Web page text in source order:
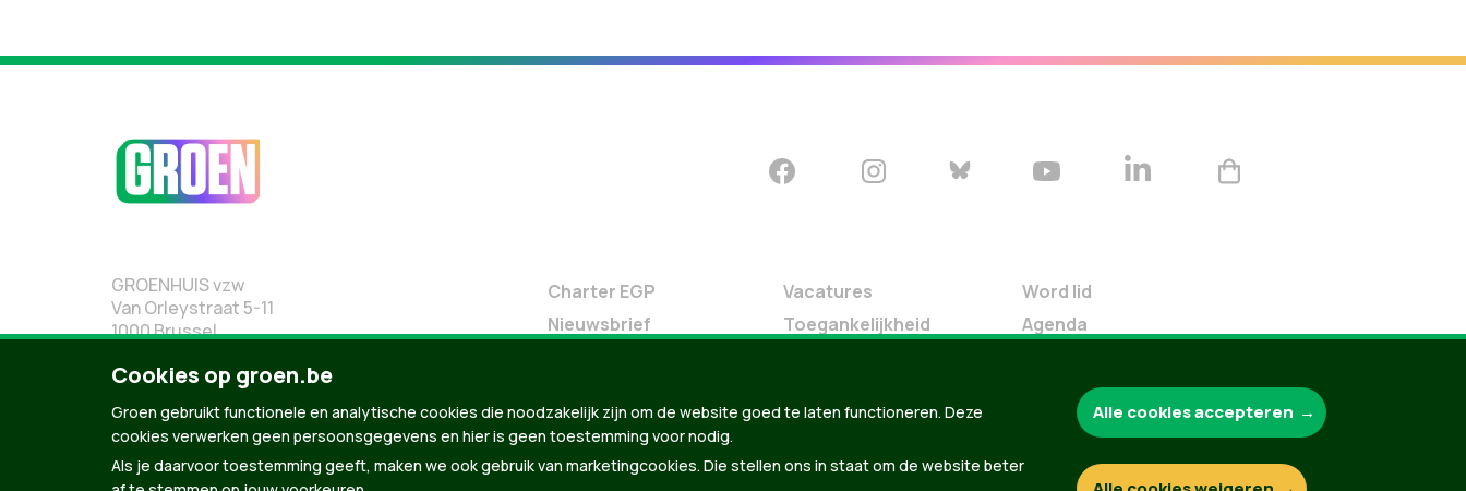
GROENHUIS vzw
Van Orleystraat 5-11
1000 Brussel
02 219 19 19
Charter EGP
Nieuwsbrief
Groen in je buurt
Meldpunt
Vacatures
Toegankelijkheid
Word lid
Agenda
Verleng je lidmaatschap
Programma oktober 2024
Cookies op groen.be
Groen gebruikt functionele en analytische cookies die noodzakelijk zijn om de website goed te laten functioneren. Deze
cookies verwerken geen persoonsgegevens en hier is geen toestemming voor nodig.
Als je daarvoor toestemming geeft, maken we ook gebruik van marketingcookies. Die stellen ons in staat om de website beter
Alle cookies accepteren